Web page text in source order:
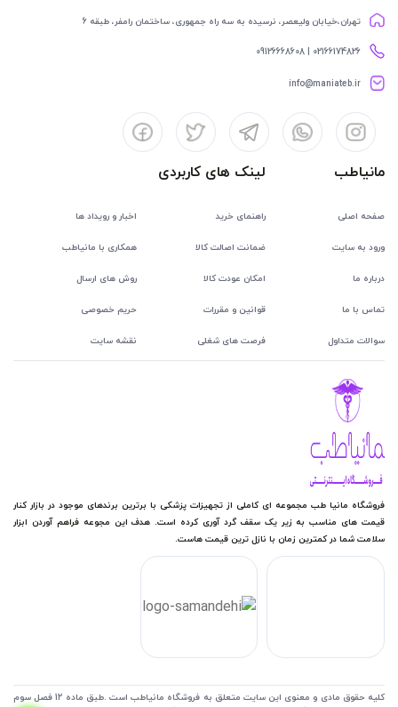
تهران،خیابان ولیعصر، نرسیده به سه راه جمهوری، ساختمان رامفر، طبقه 6
02166174826 | 09126668608
info@maniateb.ir
مانیاطب
صفحه اصلی
ورود به سایت
درباره ما
تماس با ما
سوالات متداول
لینک های کاربردی
راهنمای خرید اخبار و رویداد ها
ضمانت اصالت کالا همکاری با مانیاطب
امکان عودت کالا روش های ارسال
قوانین و مقررات حریم خصوصی
فرصت های شغلی نقشه سایت
فروشگاه مانیا طب مجموعه ای کاملی از تجهیزات پزشکی با برترین برندهای موجود در بازار کنار
قیمت های مناسب به زیر یک سقف گرد آوری کرده است. هدف این مجوعه فراهم آوردن ابزار
سلامت شما در کمترین زمان با نازل ترین قیمت هاست.
کلیه حقوق مادی و معنوی این سایت متعلق به فروشگاه مانیاطب است .طبق ماده 12 فصل سوم